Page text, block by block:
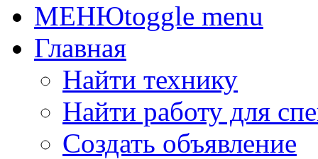
МЕНЮtoggle menu
Главная
Найти технику
Найти работу для
Создать объявление